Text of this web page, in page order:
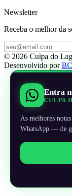
Newsletter
Receba o melhor da
© 2026 Culpa do
Desenvolvido por
Entra
CULPA
As melhores
WhatsApp — de